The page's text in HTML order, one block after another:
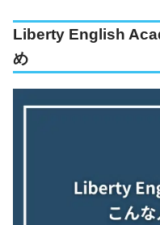
Liberty English
め